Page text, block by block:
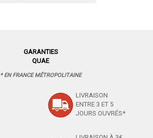
GARANTIES
QUAE
* EN FRANCE MÉTROPOLITAINE
LIVRAISON
ENTRE 3 ET 5
JOURS OUVRÉS*